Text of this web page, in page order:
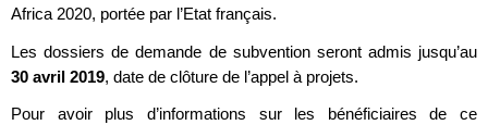
Africa 2020, portée par l’Etat français.
Les dossiers de demande de subvention seront admis jusqu’au
30 avril 2019, date de clôture de l’appel à projets.
Pour avoir plus d’informations sur les bénéficiaires de ce